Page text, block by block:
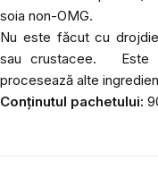
soia non-OMG.
Nu este făcut cu
sau crustacee.
Este
procesează alte
Conținutul pachetului: